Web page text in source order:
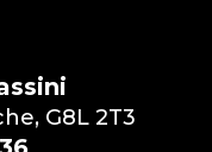
G8L 2T3